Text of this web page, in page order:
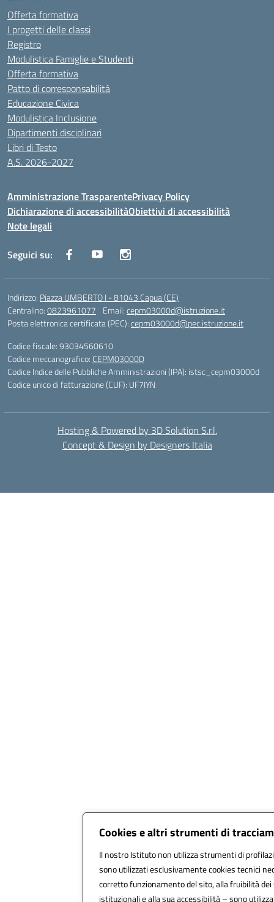
Cookies e altri strumenti di
Il nostro Istituto non utilizza strumenti di
sono utilizzati esclusivamente cookies tecnici
corretto funzionamento del sito, alla fruibilità dei
istituzionali e alla sua accessibilità – sono
Offerta formativa
I progetti delle classi
Registro
Modulistica Famiglie e Studenti
Offerta formativa
Patto di corresponsabilità
Educazione Civica
Modulistica Inclusione
Dipartimenti disciplinari
Libri di Testo
A.S. 2026-2027
Amministrazione TrasparentePrivacy Policy
Dichiarazione di accessibilitàObiettivi di accessibilità
Note legali
Seguici su:
Indirizzo: Piazza UMBERTO I - 81043 Capua (CE)
Centralino:0823961077 Email:cepm03000d@istruzione.it
Posta elettronica certificata (PEC):cepm03000d@pec.istruzione.it
Codice fiscale: 93034560610
Codice meccanografico: CEPM03000D
Codice Indice delle Pubbliche Amministrazioni (IPA): istsc_cepm03000d
Codice unico di fatturazione (CUF): UF7IYN
Hosting & Powered by 3D Solution S.r.l.
Concept & Design by Designers Italia